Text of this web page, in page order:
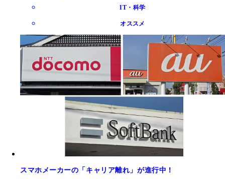
IT・科学
オススメ
スマホメーカーの「キャリア離れ」が進行中！